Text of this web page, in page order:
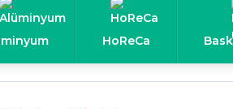
HoReCa